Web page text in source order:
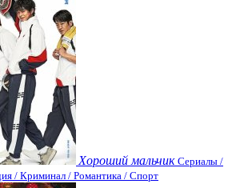
Хороший мальчик Сериалы /
/ Криминал / Романтика / Спорт